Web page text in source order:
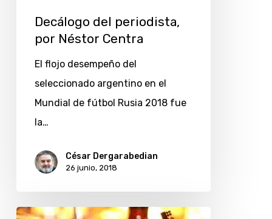
Decálogo del periodista,
por Néstor Centra
El flojo desempeño del
seleccionado argentino en el
Mundial de fútbol Rusia 2018 fue
la…
César Dergarabedian
26 junio, 2018
Día